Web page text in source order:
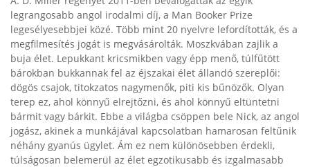
legrangosabb angol irodalmi díj, a Man Booker Prize
legesélyesebbjei közé. Több mint 20 nyelvre lefordították, és a
megfilmesítés jogát is megvásárolták. Moszkvában zajlik a
buja élet. Lepukkant kricsmikben vagy épp menő, túlfűtött
bárokban bukkannak fel az éjszakai élet állandó szereplői:
dögös csajok, titokzatos nagymenők, piti kis bűnözők. Olyan
terep ez, ahol könnyű elrejtőzni, és ahol könnyű eltüntetni
bármit vagy bárkit. Ebbe a világba csöppen bele Nick, az angol
jogász, akinek a munkájával kapcsolatban hamarosan feltűnik
néhány gyanús ügylet. Ám ez nem különösebben érdekli,
túlságosan belemerül az élet egzotikusabb és izgalmasabb